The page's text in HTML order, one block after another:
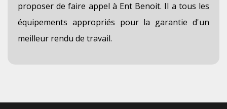
proposer de faire appel à Ent Benoit. Il a tous les
équipements appropriés pour la garantie d'un
meilleur rendu de travail.